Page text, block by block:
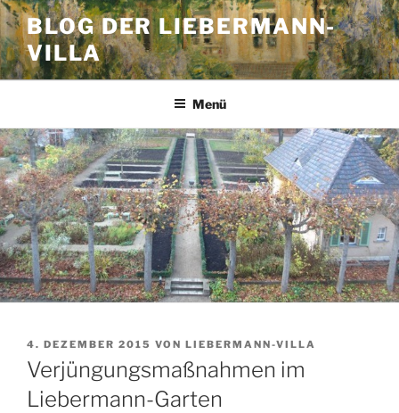
Zum
Inhalt
springen
BLOG DER LIEBERMANN-
VILLA
Menü
VERÖFFENTLICHT
AM
4. DEZEMBER 2015 VON LIEBERMANN-VILLA
Verjüngungsmaßnahmen im
Liebermann-Garten